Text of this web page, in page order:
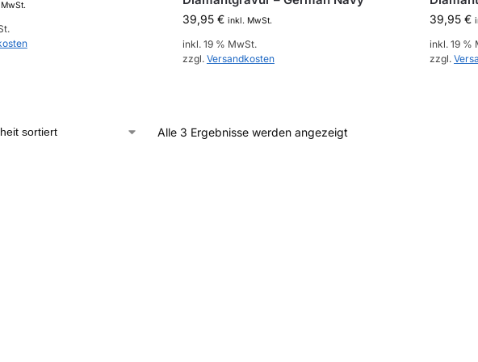
39,95 € inkl. MwSt.
inkl. 19 % MwSt.
zzgl. Versandkosten
39,95€
inkl. 19 %
zzgl.
Alle 3 Ergebnisse werden angezeigt